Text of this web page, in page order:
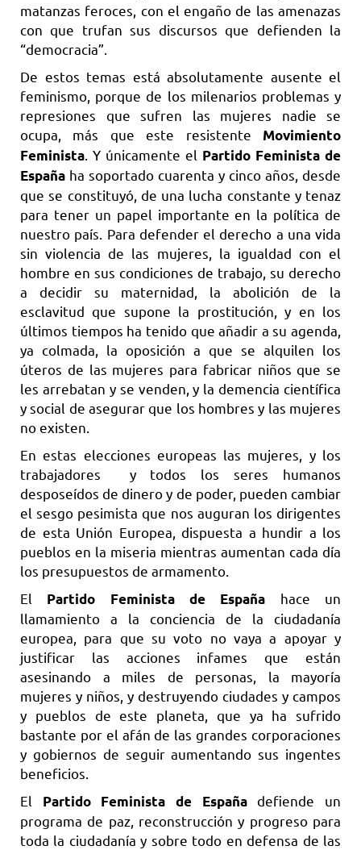
matanzas feroces, con el engaño de las amenazas
con que trufan sus discursos que defienden la
“democracia”.
De estos temas está absolutamente ausente el
feminismo, porque de los milenarios problemas y
represiones que sufren las mujeres nadie se
ocupa, más que este resistente Movimiento
Feminista . Y únicamente el Partido Feminista de
España ha soportado cuarenta y cinco años, desde
que se constituyó, de una lucha constante y tenaz
para tener un papel importante en la política de
nuestro país. Para defender el derecho a una vida
sin violencia de las mujeres, la igualdad con el
hombre en sus condiciones de trabajo, su derecho
a decidir su maternidad, la abolición de la
esclavitud que supone la prostitución, y en los
últimos tiempos ha tenido que añadir a su agenda,
ya colmada, la oposición a que se alquilen los
úteros de las mujeres para fabricar niños que se
les arrebatan y se venden, y la demencia científica
y social de asegurar que los hombres y las mujeres
no existen.
En estas elecciones europeas las mujeres, y los
trabajadores y todos los seres humanos
desposeídos de dinero y de poder, pueden cambiar
el sesgo pesimista que nos auguran los dirigentes
de esta Unión Europea, dispuesta a hundir a los
pueblos en la miseria mientras aumentan cada día
los presupuestos de armamento.
El Partido Feminista de España hace un
llamamiento a la conciencia de la ciudadanía
europea, para que su voto no vaya a apoyar y
justificar las acciones infames que están
asesinando a miles de personas, la mayoría
mujeres y niños, y destruyendo ciudades y campos
y pueblos de este planeta, que ya ha sufrido
bastante por el afán de las grandes corporaciones
y gobiernos de seguir aumentando sus ingentes
beneficios.
El Partido Feminista de Españadefiende un
programa de paz, reconstrucción y progreso para
toda la ciudadanía y sobre todo en defensa de las